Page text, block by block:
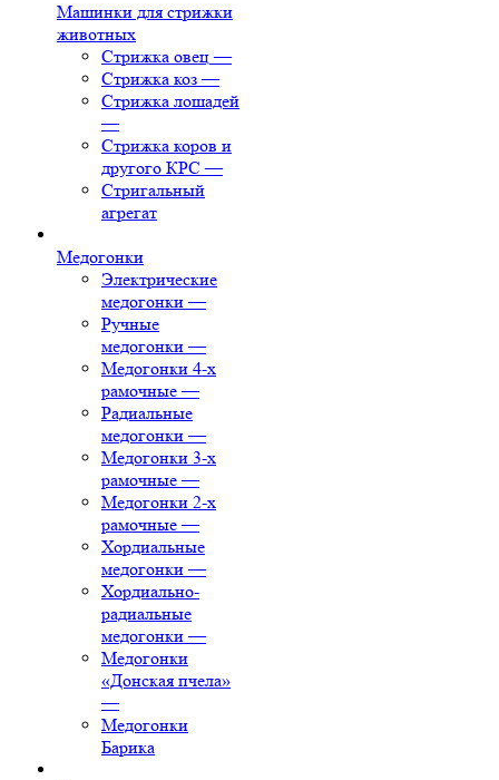
Машинки для стрижки
животных
Стрижка овец —
Стрижка коз —
Стрижка лошадей
—
Стрижка коров и
другого КРС —
Стригальный
агрегат
Медогонки
Электрические
медогонки —
Ручные
медогонки —
Медогонки 4-х
рамочные —
Радиальные
медогонки —
Медогонки 3-х
рамочные —
Медогонки 2-х
рамочные —
Хордиальные
медогонки —
Хордиально-
радиальные
медогонки —
Медогонки
«Донская пчела»
—
Медогонки
Барика